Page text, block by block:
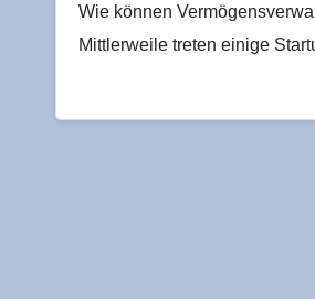
Wie können
Mittlerweile treten einige